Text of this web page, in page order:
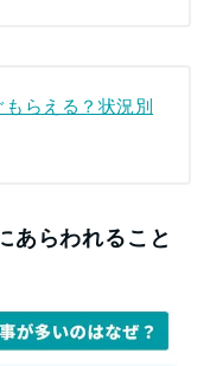
らえる？状況別
あらわれること